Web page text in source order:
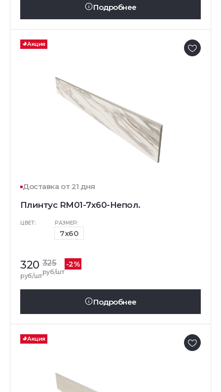
Подробнее
Акция
Доставка от 21 дня
Плинтус RM01-7x60-Непол.
ЦВЕТ: РАЗМЕР:
7x60
320
руб/шт
325
руб/шт
-2%
Подробнее
Акция